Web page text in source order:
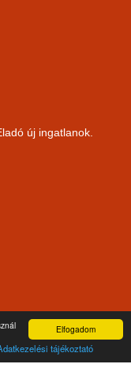
Elfogadom
tájékoztató
új ingatlanok.
ügyviteli és